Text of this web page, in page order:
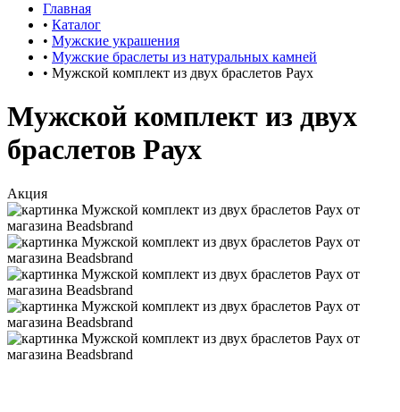
Главная
• Каталог
• Мужские украшения
• Мужские браслеты из натуральных камней
• Мужской комплект из двух браслетов Раух
Мужской комплект из двух
браслетов Раух
Акция